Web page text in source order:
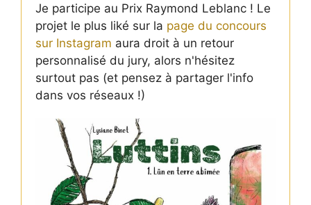
Je participe au Prix Raymond Leblanc ! Le
projet le plus liké sur la page du concours
sur Instagram aura droit à un retour
personnalisé du jury, alors n'hésitez
surtout pas (et pensez à partager l'info
dans vos réseaux !)